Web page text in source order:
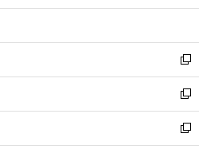
開
ウ
開
く
ン
ウ
で
開
く
ウ
ン
ド
ウ
で
開
く
新
し
い
ウ
ィ
ン
新
し
い
ウ
新
し